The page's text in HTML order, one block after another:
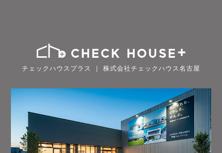
チェックハウスプラス ｜ 株式会社チェックハウス名古屋